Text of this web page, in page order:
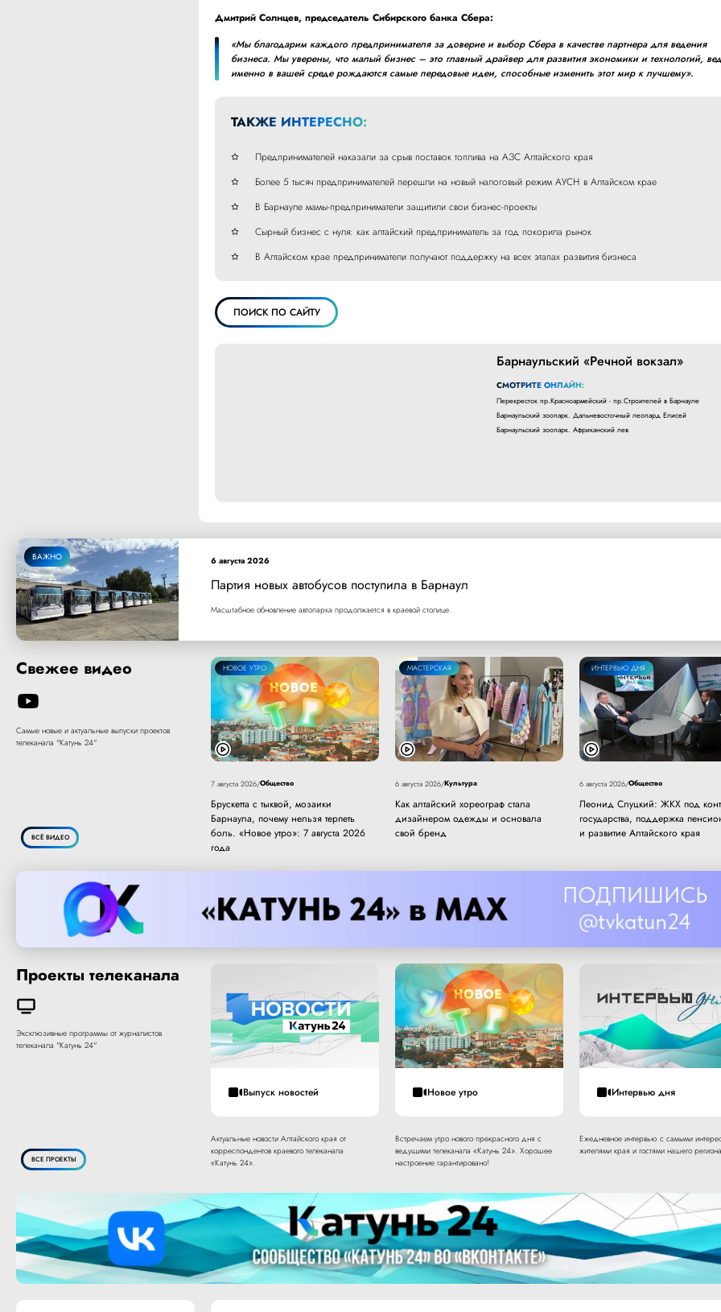
Дмитрий Солнцев, председатель Сибирского банка Сбера:
«Мы благодарим каждого предпринимателя за доверие и выбор Сбера в качестве партнера для ведения
бизнеса. Мы уверены, что малый бизнес – это главный драйвер для развития экономики и технологий,
именно в вашей среде рождаются самые передовые идеи, способные изменить этот мир к лучшему».
ТАКЖЕ ИНТЕРЕСНО:
Предпринимателей наказали за срыв поставок топлива на АЗС Алтайского края
Более 5 тысяч предпринимателей перешли на новый налоговый режим АУСН в Алтайском крае
В Барнауле мамы-предприниматели защитили свои бизнес-проекты
Сырный бизнес с нуля: как алтайский предприниматель за год покорила рынок
В Алтайском крае предприниматели получают поддержку на всех этапах развития бизнеса
ПОИСК ПО САЙТУ
Барнаульский «Речной вокзал»
СМОТРИТЕ ОНЛАЙН:
Перекресток пр.Красноармейский - пр.Строителей в Барнауле
Барнаульский зоопарк. Дальневосточный леопард Елисей
Барнаульский зоопарк. Африканский лев
ВАЖНО 6 августа 2026
Партия новых автобусов поступила в Барнаул
Масштабное обновление автопарка продолжается в краевой столице.
Свежее видео
Самые новые и актуальные выпуски проектов
телеканала "Катунь 24"
ВСЁ ВИДЕО
НОВОЕ УТРО
7 августа 2026/Общество
Брускетта с тыквой, мозаики
Барнаула, почему нельзя терпеть
боль. «Новое утро»: 7 августа 2026
года
МАСТЕРСКАЯ
6 августа 2026/Культура
Как алтайский хореограф стала
дизайнером одежды и основала
свой бренд
ИНТЕРВЬЮ ДНЯ
6 августа 2026/Общество
Леонид Слуцкий: ЖКХ под
государства, поддержка
и развитие Алтайского края
Проекты телеканала
Эксклюзивные программы от журналистов
телеканала "Катунь 24"
ВСЕ ПРОЕКТЫ
Выпуск новостей
Актуальные новости Алтайского края от
корреспондентов краевого телеканала
«Катунь 24».
Новое утро
Встречаем утро нового прекрасного дня с
ведущими телеканала «Катунь 24». Хорошее
настроение гарантировано!
Интервью дня
Ежедневное интервью с самыми
жителями края и гостями нашего